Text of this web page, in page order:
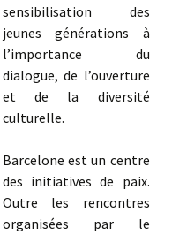
sensibilisation des
jeunes générations à
l’importance du
dialogue, de l’ouverture
et de la diversité
culturelle.
Barcelone est un centre
des initiatives de paix.
Outre les rencontres
organisées par le